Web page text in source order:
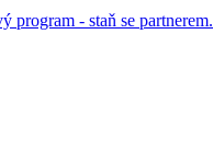
program - staň se partnerem.